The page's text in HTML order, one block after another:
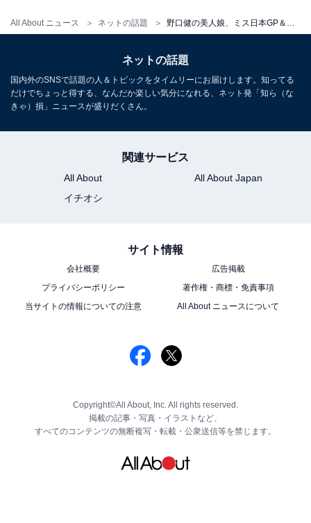
All About ニュース ネットの話題
ネットの話題
国内外のSNSで話題の人＆トピックをタイムリーにお届けします。知ってる
だけでちょっと得する、なんだか楽しい気分になれる、ネット発「知ら（な
きゃ）損」ニュースが盛りだくさん。
関連サービス
All About
All About Japan
イチオシ
サイト情報
会社概要
広告掲載
プライバシーポリシー
著作権・商標・免責事項
当サイトの情報についての注意
All About ニュースについて
Copyright©All About, Inc. All rights reserved.
掲載の記事・写真・イラストなど、
すべてのコンテンツの無断複写・転載・公衆送信等を禁じます。